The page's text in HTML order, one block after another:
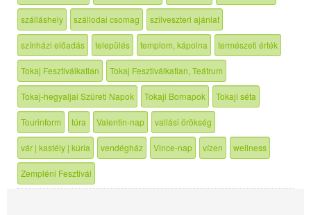
szálláshely szállodai csomag szilveszteri ajánlat
színházi előadás település templom, kápolna természeti érték
Tokaj Fesztiválkatlan Tokaj Fesztiválkatlan, Teátrum
Tokaj-hegyaljai Szüreti Napok Tokaji Bornapok Tokaji séta
Tourinform túra Valentin-nap vallási örökség
vár | kastély | kúria vendégház Vince-nap vízen wellness
Zempléni Fesztivál